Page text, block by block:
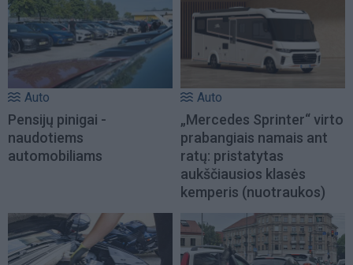
Auto
Pensijų pinigai -
naudotiems
automobiliams
Auto
„Mercedes Sprinter“ virto
prabangiais namais ant
ratų: pristatytas
aukščiausios klasės
kemperis (nuotraukos)